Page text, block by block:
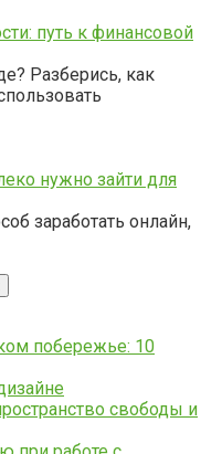
путь к финансовой
Разберись, как
нужно зайти для
заработать онлайн,
побережье: 10
свободы и